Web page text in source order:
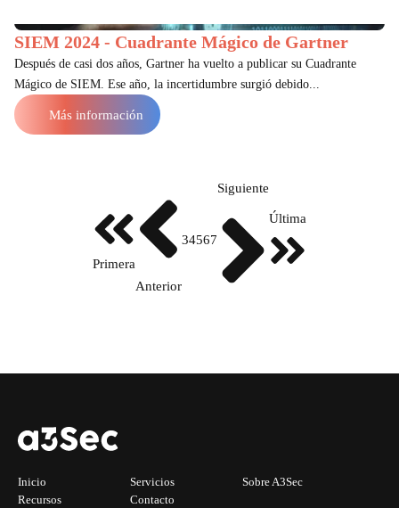
SIEM 2024 - Cuadrante Mágico de Gartner
Después de casi dos años, Gartner ha vuelto a publicar su Cuadrante
Mágico de SIEM. Ese año, la incertidumbre surgió debido...
Más información
Primera
Anterior
34567
Siguiente
Última
Inicio Servicios
Sobre A3Sec
Recursos
Contacto